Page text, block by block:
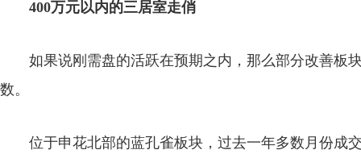
400万元以内的三居室走俏
如果说刚需盘的活跃在预期之内，那么部分改善板块
数。
位于申花北部的蓝孔雀板块，过去一年多数月份成